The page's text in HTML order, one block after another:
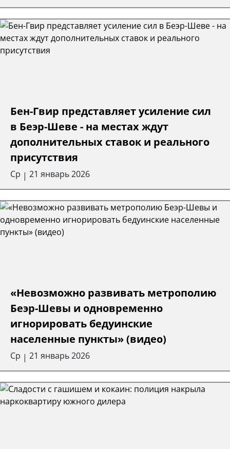
Бен-Гвир представляет усиление сил
в Беэр-Шеве - на местах ждут
дополнительных ставок и реального
присутствия
Ср | 21 январь 2026
«Невозможно развивать метрополию
Беэр-Шевы и одновременно
игнорировать бедуинские
населенные пункты» (видео)
Ср | 21 январь 2026